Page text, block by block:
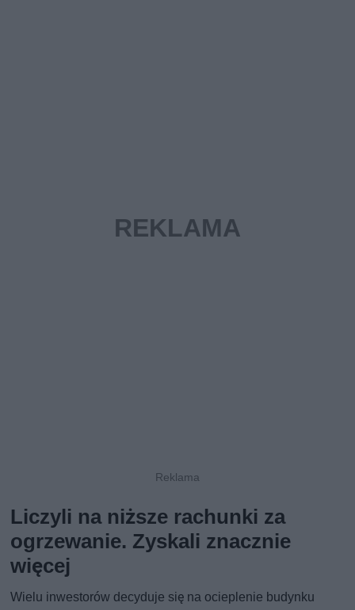
Liczyli na niższe rachunki za
ogrzewanie. Zyskali znacznie
więcej
Wielu inwestorów decyduje się na ocieplenie budynku